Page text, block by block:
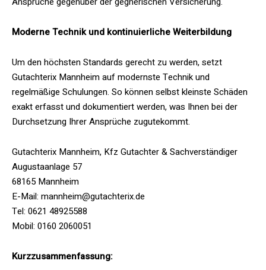
Moderne Technik und kontinuierliche Weiterbildung
Um den höchsten Standards gerecht zu werden, setzt
Gutachterix Mannheim auf modernste Technik und
regelmäßige Schulungen. So können selbst kleinste Schäden
exakt erfasst und dokumentiert werden, was Ihnen bei der
Durchsetzung Ihrer Ansprüche zugutekommt.
Gutachterix Mannheim, Kfz Gutachter & Sachverständiger
Augustaanlage 57
68165 Mannheim
E-Mail: mannheim@gutachterix.de
Tel: 0621 48925588
Mobil: 0160 2060051
Kurzzusammenfassung: